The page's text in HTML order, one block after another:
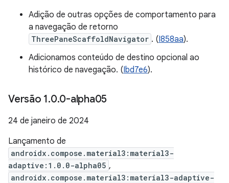
Adição de outras opções de comportamento para
a navegação de retorno
ThreePaneScaffoldNavigator . (I858aa).
Adicionamos conteúdo de destino opcional ao
histórico de navegação. (Ibd7e6).
Versão 1.0.0-alpha05
24 de janeiro de 2024
Lançamento de
androidx.compose.material3:material3-
adaptive:1.0.0-alpha05 ,
androidx.compose.material3:material3-adaptive-